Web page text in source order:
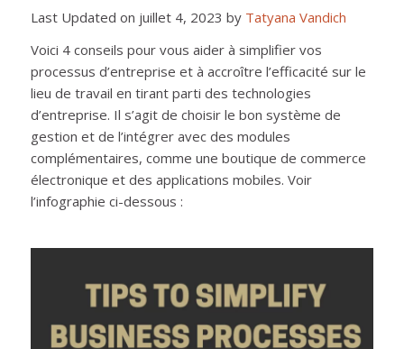
Last Updated on juillet 4, 2023 by Tatyana Vandich
Voici 4 conseils pour vous aider à simplifier vos
processus d’entreprise et à accroître l’efficacité sur le
lieu de travail en tirant parti des technologies
d’entreprise. Il s’agit de choisir le bon système de
gestion et de l’intégrer avec des modules
complémentaires, comme une boutique de commerce
électronique et des applications mobiles. Voir
l’infographie ci-dessous :